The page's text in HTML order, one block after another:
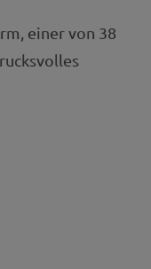
einer von 38